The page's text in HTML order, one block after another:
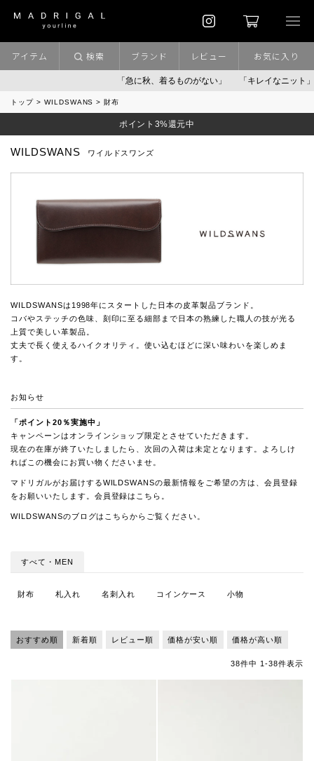
「急に秋、着るものがない」 「キレイなニット」 ポイ
アイテム 検索 ブランド レビュー お気に入り
トップ WILDSWANS 財布
ポイント3%還元中
WILDSWANS ワイルドスワンズ
WILDSWANSは1998年にスタートした日本の皮革製品ブランド。
コバやステッチの色味、刻印に至る細部まで日本の熟練した職人の技が光る
上質で美しい革製品。
丈夫で長く使えるハイクオリティ。使い込むほどに深い味わいを楽しめま
す。
お知らせ
「ポイント20％実施中」
キャンペーンはオンラインショップ限定とさせていただきます。
現在の在庫が終了いたしましたら、次回の入荷は未定となります。よろしけ
ればこの機会にお買い物くださいませ。
マドリガルがお届けするWILDSWANSの最新情報をご希望の方は、会員登録
をお願いいたします。会員登録は こちら 。
WILDSWANSのブログは こちらから ご覧ください。
すべて・MEN
財布 札入れ 名刺入れ コインケース 小物
おすすめ順 新着順 レビュー順 価格が安い順 価格が高い順
38件中 1-38件表示